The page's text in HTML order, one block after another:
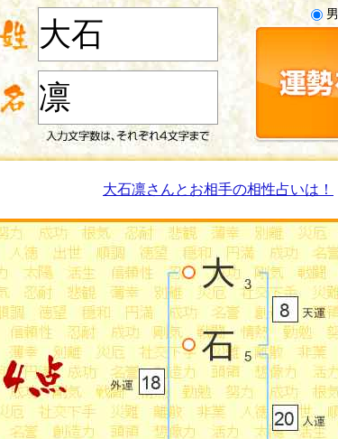
男
大石凛さんとお相手の相性占いは！